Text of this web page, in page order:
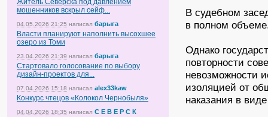
Житель Северска под давлением
мошенников вскрыл сейф...
04.05.2026 21:25 написал барыга
Власти планируют наполнить высохшее
озеро из Томи
23.04.2026 21:39 написал барыга
Стартовало голосование по выбору
дизайн-проектов для...
07.04.2026 15:18 написал alex33kaw
Конкурс чтецов «Колокол Чернобыля»
04.04.2026 18:35 написал С Е В Е Р С К
В судебном
в полном
Однако
повторности
невозможности
изоляцией от
наказания в